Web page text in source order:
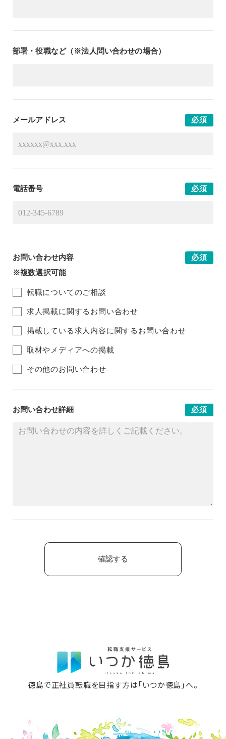
部署・役職など（※法人問い合わせの場合）
メールアドレス 必須
電話番号 必須
お問い合わせ内容
※複数選択可能
必須
転職についてのご相談
求人掲載に関するお問い合わせ
掲載している求人内容に関するお問い合わせ
取材やメディアへの掲載
その他のお問い合わせ
お問い合わせ詳細 必須
徳島で正社員転職を目指す方は「いつか徳島」へ。